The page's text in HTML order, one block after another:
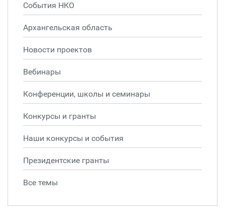
События НКО
Архангельская область
Новости проектов
Вебинары
Конференции, школы и семинары
Конкурсы и гранты
Наши конкурсы и события
Президентские гранты
Все темы